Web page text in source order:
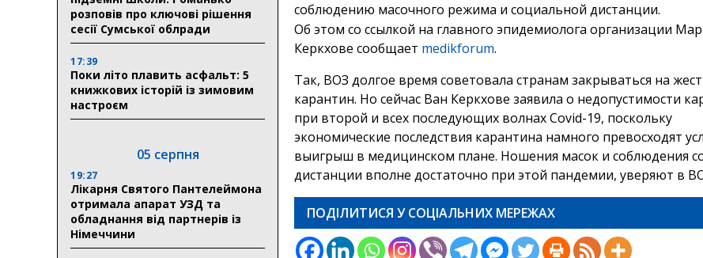
розповів про ключові рішення
сесії Сумської облради
17:39
Поки літо плавить асфальт: 5
книжкових історій із зимовим
настроєм
05 серпня
19:27
Лікарня Святого Пантелеймона
отримала апарат УЗД та
обладнання від партнерів із
Німеччини
соблюдению масочного режима и социальной дистанции.
Об этом со ссылкой на главного эпидемиолога организации
Керкхове сообщает medikforum.
Так, ВОЗ долгое время советовала странам закрываться на
карантин. Но сейчас Ван Керкхове заявила о недопустимости
при второй и всех последующих волнах Covid-19, поскольку
экономические последствия карантина намного превосходят
выигрыш в медицинском плане. Ношения масок и соблюдения
дистанции вполне достаточно при этой пандемии, уверяют в
ПОДІЛИТИСЯ У СОЦІАЛЬНИХ МЕРЕЖАХ